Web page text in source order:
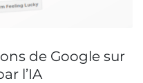
de Google sur
l’IA